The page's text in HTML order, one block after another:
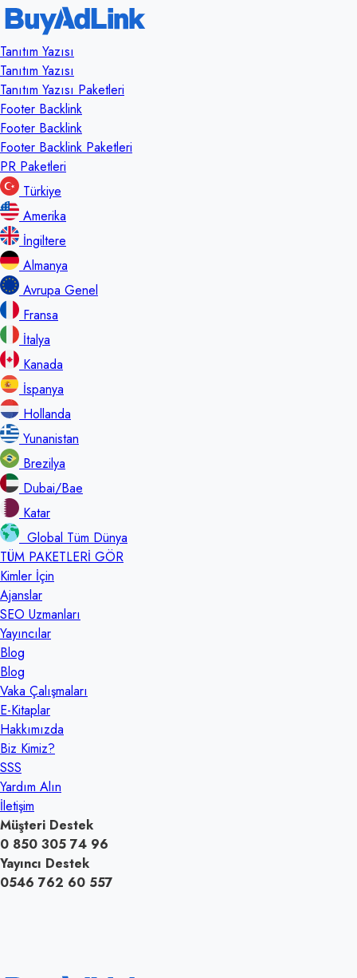
Tanıtım Yazısı
Tanıtım Yazısı
Tanıtım Yazısı Paketleri
Footer Backlink
Footer Backlink
Footer Backlink Paketleri
PR Paketleri
Türkiye
Amerika
İngiltere
Almanya
Avrupa Genel
Fransa
İtalya
Kanada
İspanya
Hollanda
Yunanistan
Brezilya
Dubai/Bae
Katar
Global Tüm Dünya
TÜM PAKETLERİ GÖR
Kimler İçin
Ajanslar
SEO Uzmanları
Yayıncılar
Blog
Blog
Vaka Çalışmaları
E-Kitaplar
Hakkımızda
Biz Kimiz?
SSS
Yardım Alın
İletişim
Müşteri Destek
0 850 305 74 96
Yayıncı Destek
0546 762 60 557